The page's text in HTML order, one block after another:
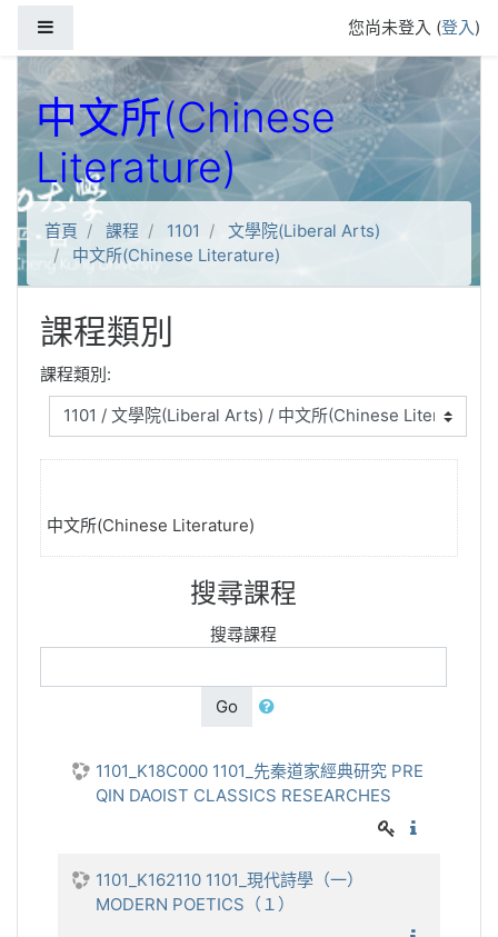
您尚未登入 (登入)
中文所(Chinese
Literature)
首頁 課程 1101
文學院(Liberal Arts)
中文所(Chinese Literature)
課程類別
課程類別:
中文所(Chinese Literature)
搜尋課程
搜尋課程
Go
1101_K18C000 1101_先秦道家經典研究 PRE
QIN DAOIST CLASSICS RESEARCHES
1101_K162110 1101_現代詩學（一）
MODERN POETICS（１）